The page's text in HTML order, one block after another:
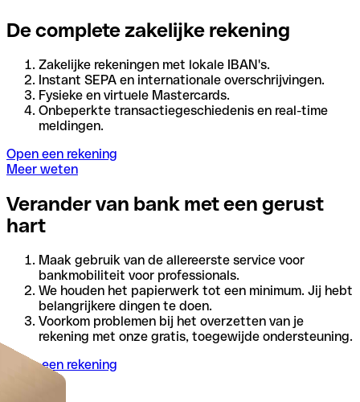
De complete zakelijke rekening
Zakelijke rekeningen met lokale IBAN's.
Instant SEPA en internationale overschrijvingen.
Fysieke en virtuele Mastercards.
Onbeperkte transactiegeschiedenis en real-time
meldingen.
Open een rekening
Meer weten
Verander van bank met een gerust
hart
Maak gebruik van de allereerste service voor
bankmobiliteit voor professionals.
We houden het papierwerk tot een minimum. Jij hebt
belangrijkere dingen te doen.
Voorkom problemen bij het overzetten van je
rekening met onze gratis, toegewijde ondersteuning.
Open een rekening